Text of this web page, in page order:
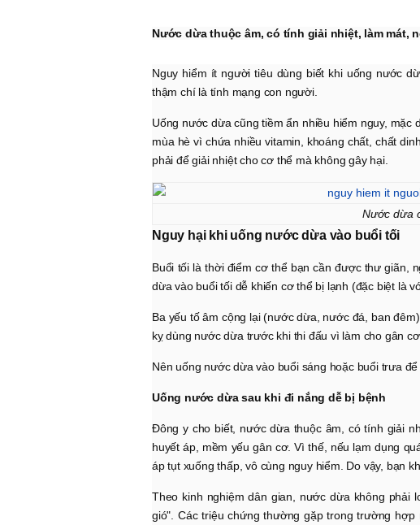
Nước dừa thuộc âm, có tính giải nhiệt, làm mát,
Nguy hiểm ít người tiêu dùng biết khi uống nước
thậm chí là tính mạng con người.
Uống nước dừa cũng tiềm ẩn nhiều hiểm nguy,
mùa hè vì chứa nhiều vitamin, khoáng chất, chất
phải để giải nhiệt cho cơ thể mà không gây hại.
Nước dừa
Nguy hại khi uống nước dừa vào buổi tối
Buổi tối là thời điểm cơ thể bạn cần được thư giãn,
dừa vào buổi tối dễ khiến cơ thể bị lạnh (đặc biệt là
Ba yếu tố âm cộng lại (nước dừa, nước đá, ban
kỵ dùng nước dừa trước khi thi đấu vì làm cho gân
Nên uống nước dừa vào buổi sáng hoặc buổi trưa
Uống nước dừa sau khi đi nắng dễ bị bệnh
Đông y cho biết, nước dừa thuộc âm, có tính giải
huyết áp, mềm yếu gân cơ. Vì thế, nếu lạm dụng
áp tụt xuống thấp, vô cùng nguy hiểm. Do vậy, bạn
Theo kinh nghiệm dân gian, nước dừa không phải
gió". Các triệu chứng thường gặp trong trường